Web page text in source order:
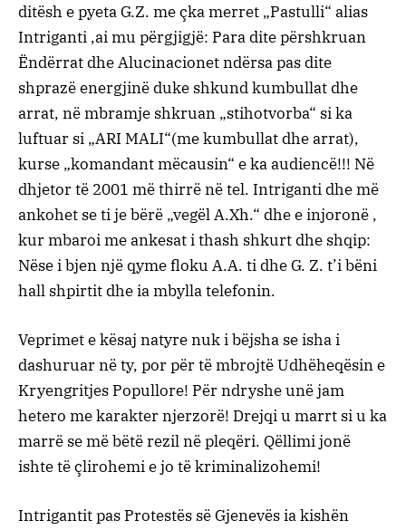
ditësh e pyeta G.Z. me çka merret „Pastulli“ alias
Intriganti ,ai mu përgjigjë: Para dite përshkruan
Ëndërrat dhe Alucinacionet ndërsa pas dite
shprazë energjinë duke shkund kumbullat dhe
arrat, në mbramje shkruan „stihotvorba“ si ka
luftuar si „ARI MALI“(me kumbullat dhe arrat),
kurse „komandant mëcausin“ e ka audiencë!!! Në
dhjetor të 2001 më thirrë në tel. Intriganti dhe më
ankohet se ti je bërë „vegël A.Xh.“ dhe e injoronë ,
kur mbaroi me ankesat i thash shkurt dhe shqip:
Nëse i bjen një qyme floku A.A. ti dhe G. Z. t’i bëni
hall shpirtit dhe ia mbylla telefonin.
Veprimet e kësaj natyre nuk i bëjsha se isha i
dashuruar në ty, por për të mbrojtë Udhëheqësin e
Kryengritjes Popullore! Për ndryshe unë jam
hetero me karakter njerzorë! Drejqi u marrt si u ka
marrë se më bëtë rezil në pleqëri. Qëllimi jonë
ishte të çlirohemi e jo të kriminalizohemi!
Intrigantit pas Protestës së Gjenevës ia kishën